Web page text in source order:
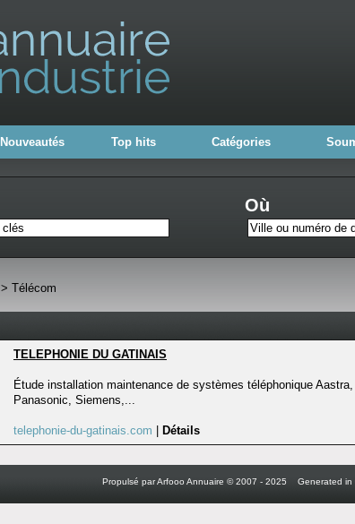
Nouveautés Top hits Catégories
Où
> Télécom
TELEPHONIE DU GATINAIS
Étude installation maintenance de systèmes téléphonique
Panasonic, Siemens,...
telephonie-du-gatinais.com Détails
Propulsé par Arfooo Annuaire © 2007 - 2025 Generated